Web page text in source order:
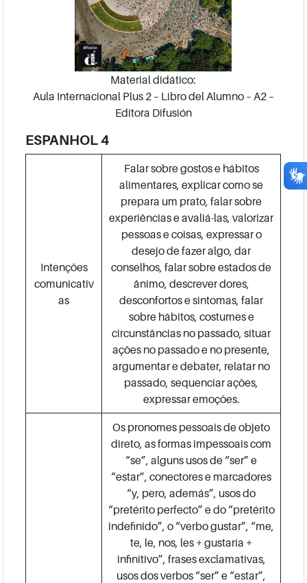
Material didático:
Aula Internacional Plus 2 – Libro del Alumno – A2 –
Editora Difusión
ESPANHOL 4
Intenções
comunicativ
as
Falar sobre gostos e hábitos
alimentares, explicar como se
prepara um prato, falar sobre
experiências e avaliá-las, valorizar
pessoas e coisas, expressar o
desejo de fazer algo, dar
conselhos, falar sobre estados de
ânimo, descrever dores,
desconfortos e sintomas, falar
sobre hábitos, costumes e
circunstâncias no passado, situar
ações no passado e no presente,
argumentar e debater, relatar no
passado, sequenciar ações,
expressar emoções.
Os pronomes pessoais de objeto
direto, as formas impessoais com
“se”, alguns usos de “ser” e
“estar”, conectores e marcadores
“y, pero, además”, usos do
“pretérito perfecto” e do “pretérito
indefinido”, o “verbo gustar”, “me,
te, le, nos, les + gustaría +
infinitivo”, frases exclamativas,
usos dos verbos “ser” e “estar”,